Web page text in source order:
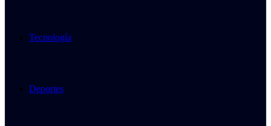
Tecnología
Deportes